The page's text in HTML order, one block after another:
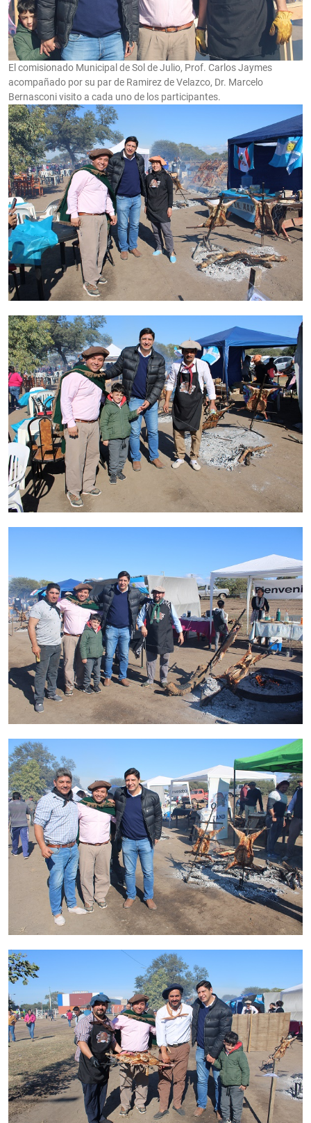
El comisionado Municipal de Sol de Julio, Prof. Carlos Jaymes
acompañado por su par de Ramirez de Velazco, Dr. Marcelo
Bernasconi visito a cada uno de los participantes.